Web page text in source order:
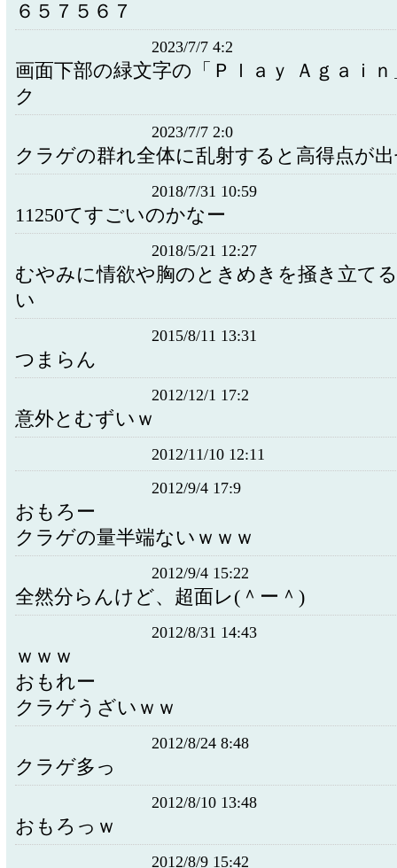
６５７５６７
2023/7/7 4:2
画面下部の緑文字の「Ｐｌａｙ Ａｇａｉ
ク
2023/7/7 2:0
クラゲの群れ全体に乱射すると高得点が
2018/7/31 10:59
11250てすごいのかなー
2018/5/21 12:27
むやみに情欲や胸のときめきを掻き立て
い
2015/8/11 13:31
つまらん
2012/12/1 17:2
意外とむずいｗ
2012/11/10 12:11
2012/9/4 17:9
おもろー
クラゲの量半端ないｗｗｗ
2012/9/4 15:22
全然分らんけど、超面レ(＾ー＾)
2012/8/31 14:43
ｗｗｗ
おもれー
クラゲうざいｗｗ
2012/8/24 8:48
クラゲ多っ
2012/8/10 13:48
おもろっｗ
2012/8/9 15:42